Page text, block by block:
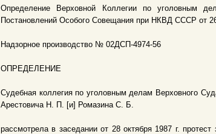
Определение Верховной Коллегии по уголовным
Постановлений Особого Совещания при НКВД СССР от
Надзорное производство № 02ДСП-4974-56
ОПРЕДЕЛЕНИЕ
Судебная коллегия по уголовным делам Верховного
Арестовича Н. П. [и] Ромазина С. Б.
рассмотрела в заседании от 28 октября 1987 г.